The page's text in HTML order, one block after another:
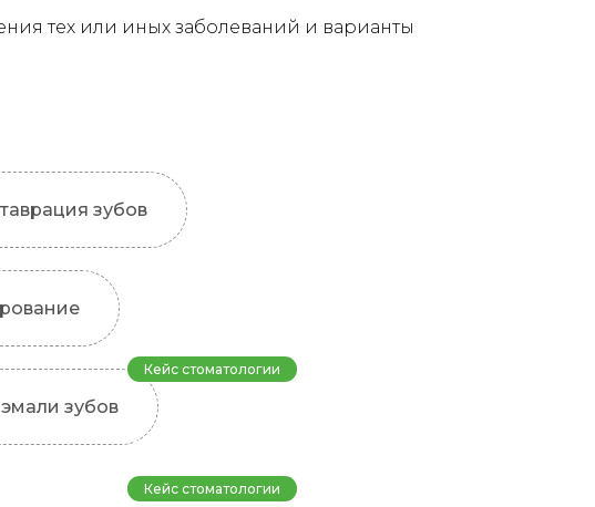
тех или иных заболеваний и варианты
зубов
зубов
Кейс стоматологии
Наша работа: Удаление
зуба, синус-лифтинг и
установка импланта
Кейс стоматологии